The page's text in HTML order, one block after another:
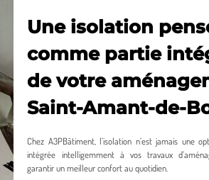
Une isolation
comme partie
de votre
Saint-Amant-de-
Chez A3PBâtiment, l’isolation n’est jamais une
intégrée intelligemment à vos travaux
garantir un meilleur confort au quotidien.